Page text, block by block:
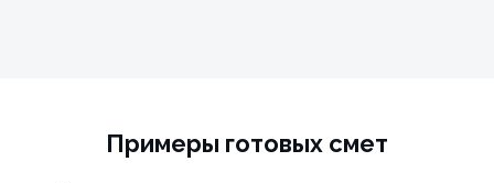
Примеры готовых смет